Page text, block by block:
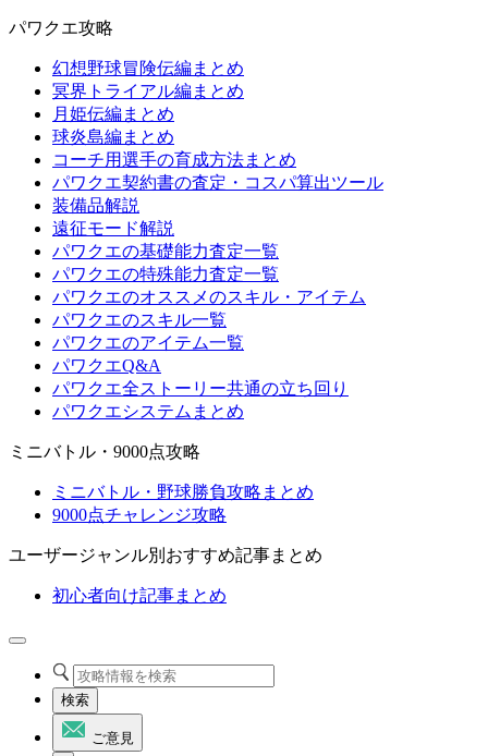
パワクエ攻略
幻想野球冒険伝編まとめ
冥界トライアル編まとめ
月姫伝編まとめ
球炎島編まとめ
コーチ用選手の育成方法まとめ
パワクエ契約書の査定・コスパ算出ツール
装備品解説
遠征モード解説
パワクエの基礎能力査定一覧
パワクエの特殊能力査定一覧
パワクエのオススメのスキル・アイテム
パワクエのスキル一覧
パワクエのアイテム一覧
パワクエQ&A
パワクエ全ストーリー共通の立ち回り
パワクエシステムまとめ
ミニバトル・9000点攻略
ミニバトル・野球勝負攻略まとめ
9000点チャレンジ攻略
ユーザージャンル別おすすめ記事まとめ
初心者向け記事まとめ
検索
ご意見